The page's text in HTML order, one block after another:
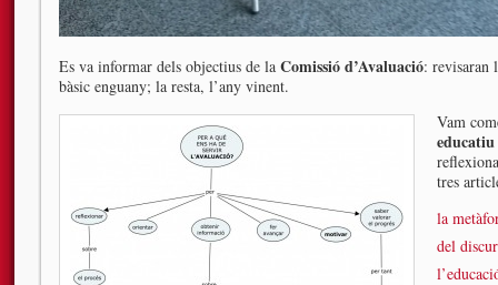
Es va informar dels objectius de la Comissió d’Avaluació: revisaran
bàsic enguany; la resta, l’any vinent.
Vam
educatiu
tres
la
del